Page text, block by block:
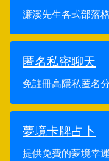
濂溪先生各式部落
匿名私密聊天
免註冊高隱私匿名
夢境卡牌占卜
提供免費的夢境幸